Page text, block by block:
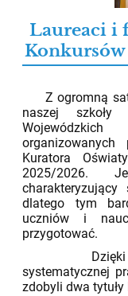
Laureaci i
Z ogromną
naszej
Kuratora
2025/2026.
dlatego tym
uczniów i
przygotować.
Dzięki
systematycznej
zdobyli dwa